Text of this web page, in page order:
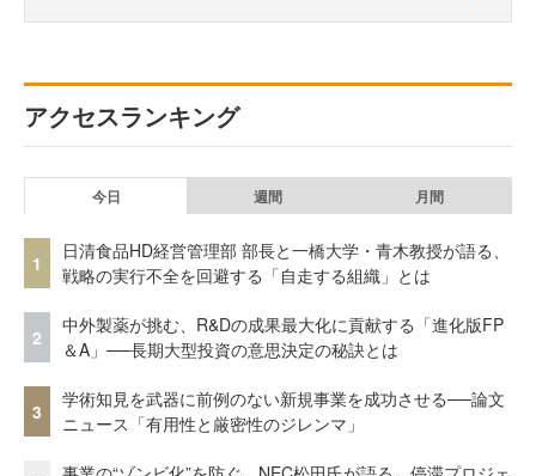
アクセスランキング
今日 週間 月間
1
日清食品HD経営管理部 部長と一橋大学・青木教授が語る、
戦略の実行不全を回避する「自走する組織」とは
2
中外製薬が挑む、R&Dの成果最大化に貢献する「進化版FP
＆A」──長期大型投資の意思決定の秘訣とは
3
学術知見を武器に前例のない新規事業を成功させる──論文
ニュース「有用性と厳密性のジレンマ」